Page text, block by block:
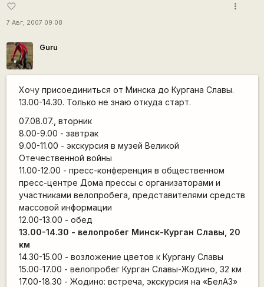
favorite_border
7 Авг, 2007 09:08
more_vert
Guru
Хочу присоединиться от Минска до Кургана Славы.
13.00-14.30. Только не знаю откуда старт.
07.08.07., вторник
8.00-9.00 - завтрак
9.00-11.00 - экскурсия в музей Великой
Отечественной войны
11.00-12.00 - пресс-конференция в общественном
пресс-центре Дома прессы с организаторами и
участниками велопробега, представителями средств
массовой информации
12.00-13.00 - обед
13.00-14.30 - велопробег Минск-Курган Славы, 20
км
14.30-15.00 - возложение цветов к Кургану Славы
15.00-17.00 - велопробег Курган Славы-Жодино, 32 км
17.00-18.30 - Жодино: встреча, экскурсия на «БелАЗ»